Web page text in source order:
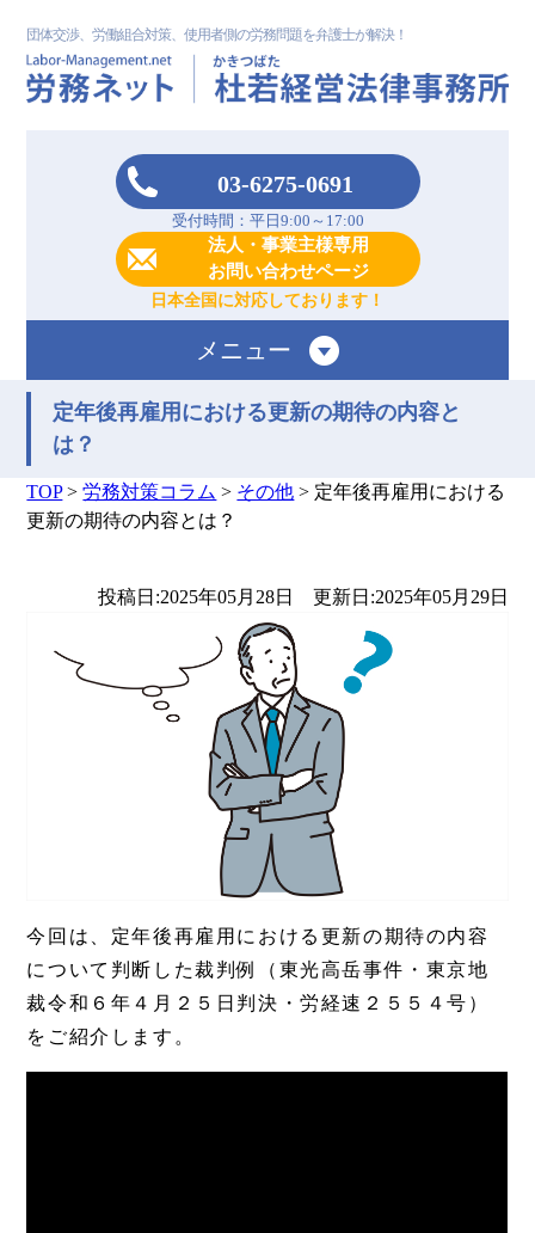
団体交渉、労働組合対策、使用者側の労務問題を弁護士が解決！
03-6275-0691
受付時間：平日9:00～17:00
法人・事業主様専用
お問い合わせページ
日本全国に対応しております！
メニュー
定年後再雇用における更新の期待の内容と
は？
TOP>労務対策コラム > その他 > 定年後再雇用における
更新の期待の内容とは？
投稿日:2025年05月28日 更新日:2025年05月29日
今回は、定年後再雇用における更新の期待の内容
について判断した裁判例（東光高岳事件・東京地
裁令和６年４月２５日判決・労経速２５５４号）
をご紹介します。